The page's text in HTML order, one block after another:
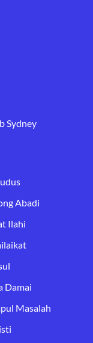
Sydney
Abadi
Ilahi
Damai
Masalah